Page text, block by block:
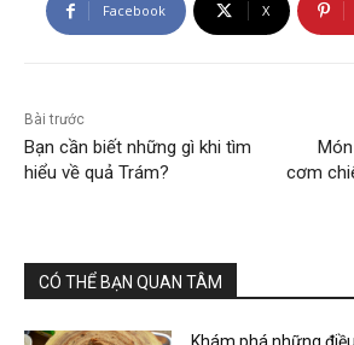
Facebook X
Bài trước
Bạn cần biết những gì khi tìm
hiểu về quả Trám?
cơm
CÓ THỂ BẠN QUAN TÂM